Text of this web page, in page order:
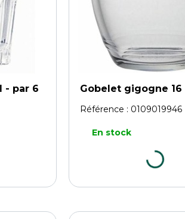
- par 6 Gobelet gigogne 16
Référence : 0109019946
En stock